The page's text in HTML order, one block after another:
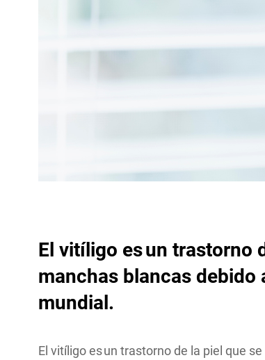
El vitíligo es un trastorno
manchas blancas debido
mundial.
El vitíligo es un trastorno de la piel que